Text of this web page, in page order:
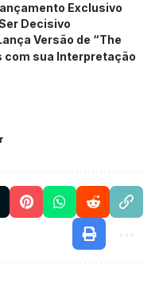
Exclusivo
Decisivo
Versão de “The
com sua Interpretação